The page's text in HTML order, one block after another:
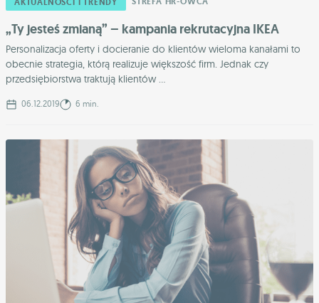
„Ty jesteś zmianą” – kampania rekrutacyjna IKEA
Personalizacja oferty i docieranie do klientów wieloma kanałami to
obecnie strategia, którą realizuje większość firm. Jednak czy
przedsiębiorstwa traktują klientów ...
06.12.2019 6 min.